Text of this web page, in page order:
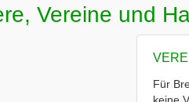
Vereine und
Für